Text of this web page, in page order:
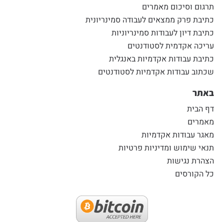
תרגום וסיכום מאמרים
כתיבת פרק ממצאים לעבודה סמינריונית
כתיבת דיון לעבודות סמינריוניות
עריכה אקדמית לסטודנטים
כתיבת עבודות אקדמיות באנגלית
שכתוב עבודות אקדמיות לסטודנטים
באתר
דף הבית
מאמרים
מאגר עבודות אקדמיות
תנאי שימוש ומדיניות פרטיות
הצהרת נגישות
כל הקורסים